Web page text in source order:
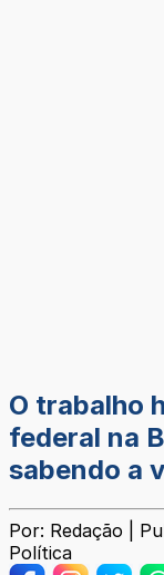
O trabalho
federal na
sabendo a
Por: Redação |
Política